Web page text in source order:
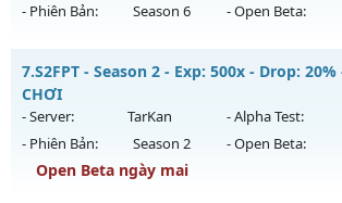
Exp: 2000x - Drop: 200%
Thể loại: Mu Nguyên bản Webzen
Antihack: SuperAnti
- Phiên Bản: Season 6 - Open Beta:
MU HỎA LONG 6.9 - 🌍 Website: https://
Mu mới ra tháng 08 2026 - Mở máy chủ
https://facebook.com/muhoalongvào
01/08/2626
Exp: 9999x - Drop: 99%
7.S2FPT - Season 2 - Exp: 500x - Drop: 20%
CHƠI
- Server: TarKan - Alpha Test:
- Phiên Bản:
Season 2 - Open Beta:
Open Beta ngày mai